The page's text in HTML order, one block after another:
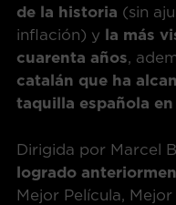
de la historia (sin
inflación) y la más
cuarenta años,
catalán que ha
taquilla española
Dirigida por Marcel
logrado
Mejor Película,